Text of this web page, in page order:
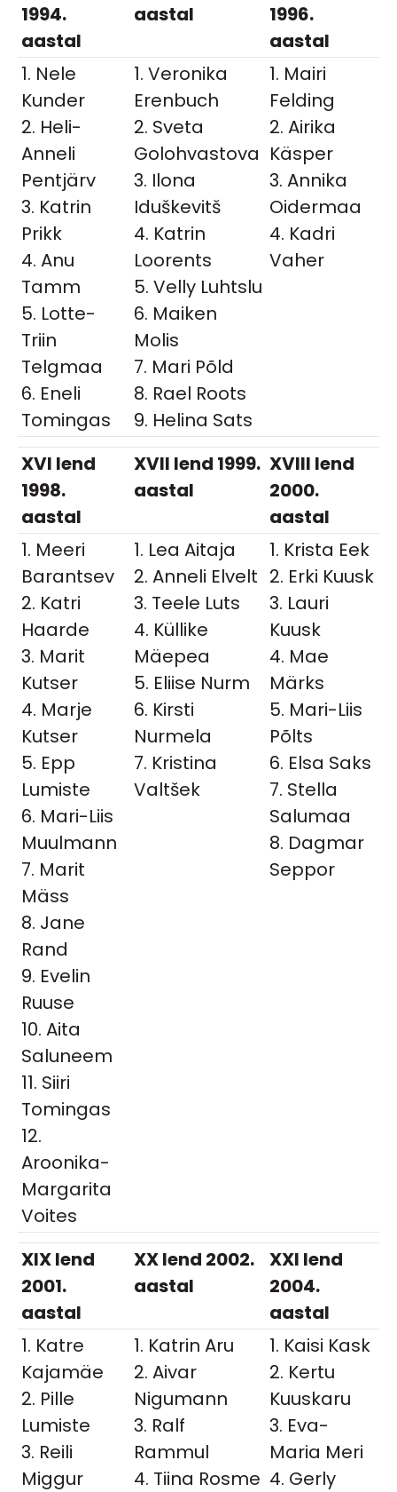
1994.
aastal
aastal
1996.
aastal
1. Nele
Kunder
2. Heli-
Anneli
Pentjärv
3. Katrin
Prikk
4. Anu
Tamm
5. Lotte-
Triin
Telgmaa
6. Eneli
Tomingas
1. Veronika
Erenbuch
2. Sveta
Golohvastova
3. Ilona
Iduškevitš
4. Katrin
Loorents
5. Velly Luhtslu
6. Maiken
Molis
7. Mari Põld
8. Rael Roots
9. Helina Sats
1. Mairi
Felding
2. Airika
Käsper
3. Annika
Oidermaa
4. Kadri
Vaher
XVI lend
1998.
aastal
XVII lend 1999.
aastal
XVIII lend
2000.
aastal
1. Meeri
Barantsev
2. Katri
Haarde
3. Marit
Kutser
4. Marje
Kutser
5. Epp
Lumiste
6. Mari-Liis
Muulmann
7. Marit
Mäss
8. Jane
Rand
9. Evelin
Ruuse
10. Aita
Saluneem
11. Siiri
Tomingas
12.
Aroonika-
Margarita
Voites
1. Lea Aitaja
2. Anneli Elvelt
3. Teele Luts
4. Küllike
Mäepea
5. Eliise Nurm
6. Kirsti
Nurmela
7. Kristina
Valtšek
1. Krista Eek
2. Erki Kuusk
3. Lauri
Kuusk
4. Mae
Märks
5. Mari-Liis
Põlts
6. Elsa Saks
7. Stella
Salumaa
8. Dagmar
Seppor
XIX lend
2001.
aastal
XX lend 2002.
aastal
XXI lend
2004.
aastal
1. Katre
Kajamäe
2. Pille
Lumiste
3. Reili
Miggur
1. Katrin Aru
2. Aivar
Nigumann
3. Ralf
Rammul
4. Tiina Rosme
1. Kaisi Kask
2. Kertu
Kuuskaru
3. Eva-
Maria Meri
4. Gerly